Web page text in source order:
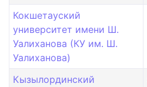
Кокшетауский
университет имени Ш.
Уалиханова (КУ им. Ш.
Уалиханова)
Кызылординский